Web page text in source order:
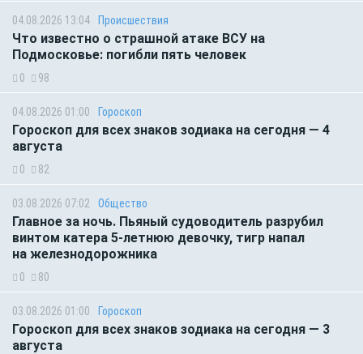
04.08.2026 13:04 Происшествия
Что известно о страшной атаке ВСУ на
Подмосковье: погибли пять человек
0 98
04.08.2026 01:00 Гороскоп
Гороскоп для всех знаков зодиака на сегодня — 4
августа
0 82
03.08.2026 07:02 Общество
Главное за ночь. Пьяный судоводитель разрубил
винтом катера 5-летнюю девочку, тигр напал
на железнодорожника
0 80
03.08.2026 01:00 Гороскоп
Гороскоп для всех знаков зодиака на сегодня — 3
августа